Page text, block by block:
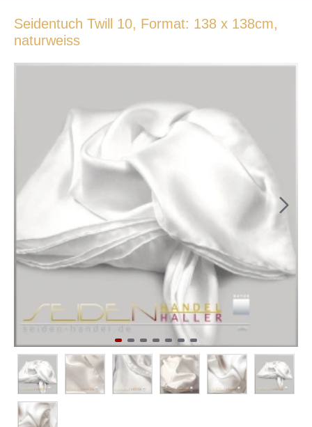
Seidentuch Twill 10, Format: 138 x 138cm,
naturweiss